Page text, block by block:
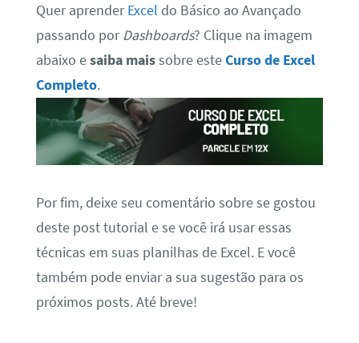
Quer aprenderExcel do Básico ao Avançado
passando porDashboards? Clique na imagem
abaixo esaiba maissobre esteCurso de Excel
Completo.
Por fim, deixe seu comentário sobre se gostou
deste post tutorial e se você irá usar essas
técnicas em suas planilhas de Excel. E você
também pode enviar a sua sugestão para os
próximos posts. Até breve!